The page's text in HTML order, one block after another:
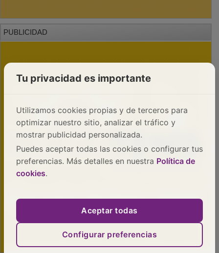
PUBLICIDAD
Tu privacidad es importante
Utilizamos cookies propias y de terceros para
optimizar nuestro sitio, analizar el tráfico y
mostrar publicidad personalizada.
Puedes aceptar todas las cookies o configurar tus
preferencias. Más detalles en nuestra Política de
cookies.
Aceptar todas
Configurar preferencias